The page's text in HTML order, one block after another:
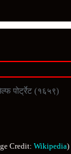
पोर्ट्रेट (१६५९)
Credit: Wikipedia)